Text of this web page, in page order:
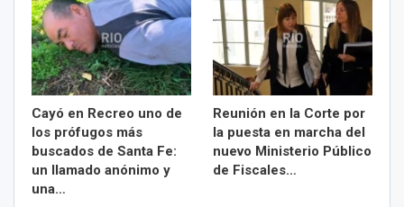
Cayó en Recreo uno de
los prófugos más
buscados de Santa Fe:
un llamado anónimo y
una…
Reunión en la Corte por
la puesta en marcha del
nuevo Ministerio Público
de Fiscales…